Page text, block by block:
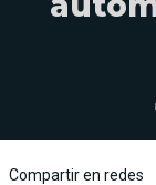
Compartir en redes